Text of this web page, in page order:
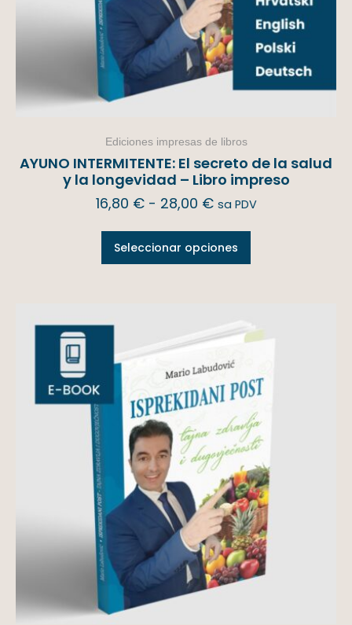
Ediciones impresas de libros
AYUNO INTERMITENTE: El secreto de la salud
y la longevidad – Libro impreso
16,80 € - 28,00 € sa PDV
Seleccionar opciones